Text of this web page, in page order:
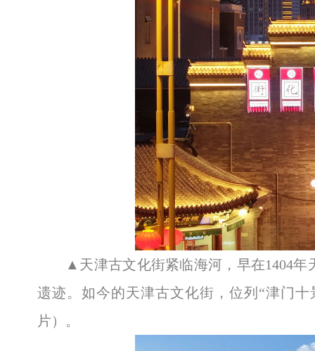
▲天津古文化街紧临海河，早在1404
遗迹。如今的天津古文化街，位列“津门
片）。